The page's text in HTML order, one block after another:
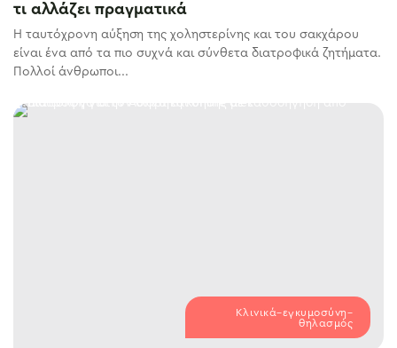
τι αλλάζει πραγματικά
Η ταυτόχρονη αύξηση της χοληστερίνης και του σακχάρου
είναι ένα από τα πιο συχνά και σύνθετα διατροφικά ζητήματα.
Πολλοί άνθρωποι...
Κλινικά–εγκυμοσύνη–
θηλασμός